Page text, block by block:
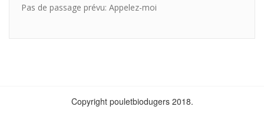
Pas de passage prévu: Appelez-moi
Copyright pouletbiodugers 2018.